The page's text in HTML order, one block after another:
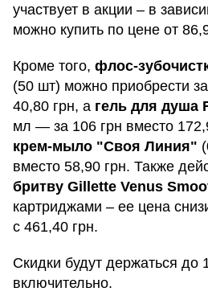
участвует в акции – в
можно купить по цене от
Кроме того, флос-
(50 шт) можно приобрести
40,80 грн, а гель для душа
мл — за 106 грн вместо
крем-мыло "Своя Линия"
вместо 58,90 грн. Также
бритву Gillette Venus
картриджами – ее цена
с 461,40 грн.
Скидки будут держаться до
включительно.